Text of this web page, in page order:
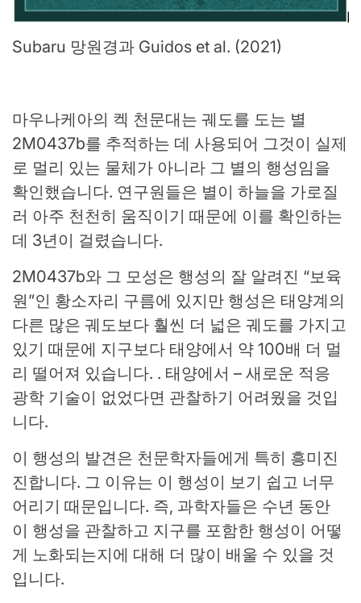
Subaru 망원경과 Guidos et al. (2021)
마우나케아의 켁 천문대는 궤도를 도는 별
2M0437b를 추적하는 데 사용되어 그것이 실제
로 멀리 있는 물체가 아니라 그 별의 행성임을
확인했습니다. 연구원들은 별이 하늘을 가로질
러 아주 천천히 움직이기 때문에 이를 확인하는
데 3년이 걸렸습니다.
2M0437b와 그 모성은 행성의 잘 알려진 “보육
원”인 황소자리 구름에 있지만 행성은 태양계의
다른 많은 궤도보다 훨씬 더 넓은 궤도를 가지고
있기 때문에 지구보다 태양에서 약 100배 더 멀
리 떨어져 있습니다. . 태양에서 – 새로운 적응
광학 기술이 없었다면 관찰하기 어려웠을 것입
니다.
이 행성의 발견은 천문학자들에게 특히 흥미진
진합니다. 그 이유는 이 행성이 보기 쉽고 너무
어리기 때문입니다. 즉, 과학자들은 수년 동안
이 행성을 관찰하고 지구를 포함한 행성이 어떻
게 노화되는지에 대해 더 많이 배울 수 있을 것
입니다.